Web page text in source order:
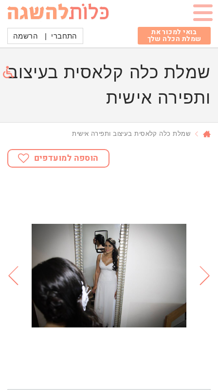
בואי למכור את
שמלת הכלה שלך התחברי | הרשמה
שמלת כלה קלאסית בעיצוב
ותפירה אישית
שמלת כלה קלאסית בעיצוב ותפירה אישית
הוספה למועדפים